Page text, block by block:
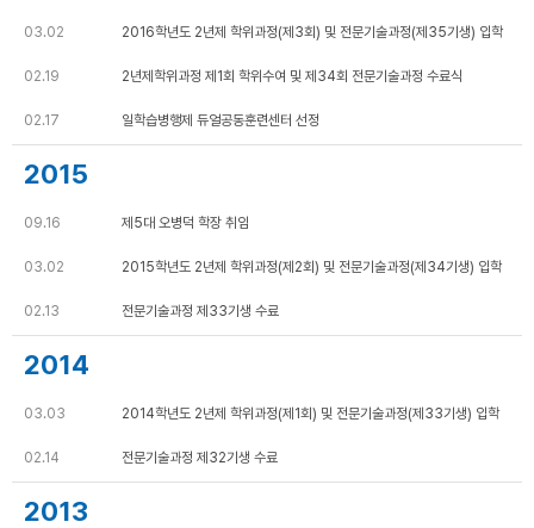
03.02 2016학년도 2년제 학위과정(제3회) 및 전문기술과정(제35기생) 입학
02.19 2년제학위과정 제1회 학위수여 및 제34회 전문기술과정 수료식
02.17 일학습병행제 듀얼공동훈련센터 선정
2015
09.16 제5대 오병덕 학장 취임
03.02 2015학년도 2년제 학위과정(제2회) 및 전문기술과정(제34기생) 입학
02.13 전문기술과정 제33기생 수료
2014
03.03 2014학년도 2년제 학위과정(제1회) 및 전문기술과정(제33기생) 입학
02.14 전문기술과정 제32기생 수료
2013